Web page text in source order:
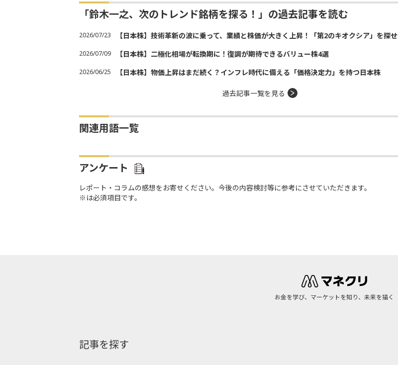
「鈴木一之、次のトレンド銘柄を探る！」の過去記事を読む
2026/07/23 【日本株】技術革新の波に乗って、業績と株価が大きく上昇！「第2のキオクシア」を探せ
2026/07/09 【日本株】二極化相場が転換期に！復調が期待できるバリュー株4選
2026/06/25 【日本株】物価上昇はまだ続く？インフレ時代に備える「価格決定力」を持つ日本株
過去記事一覧を見る
関連用語一覧
アンケート
レポート・コラムの感想をお寄せください。今後の内容検討等に参考にさせていただきます。
※は必須項目です。
お金を学び、マーケットを知り、未来を描く
記事を探す